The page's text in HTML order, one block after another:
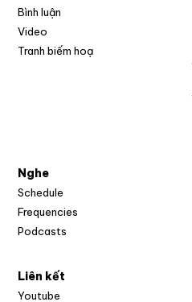
Bình luận
Video
Tranh biếm hoạ
Nghe
Schedule
Frequencies
Podcasts
Liên kết
Youtube